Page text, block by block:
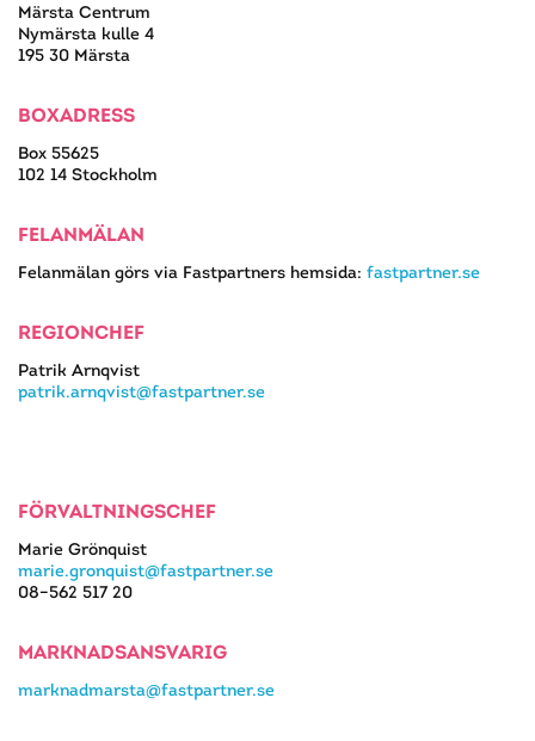
Märsta Centrum
Nymärsta kulle 4
195 30 Märsta
BOXADRESS
Box 55625
102 14 Stockholm
FELANMÄLAN
Felanmälan görs via Fastpartners hemsida: fastpartner.se
REGIONCHEF
Patrik Arnqvist
patrik.arnqvist@fastpartner.se
FÖRVALTNINGSCHEF
Marie Grönquist
marie.gronquist@fastpartner.se
08–562 517 20
MARKNADSANSVARIG
marknadmarsta@fastpartner.se